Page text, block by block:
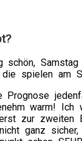
spielen am
warm!
zur zweiten
ganz